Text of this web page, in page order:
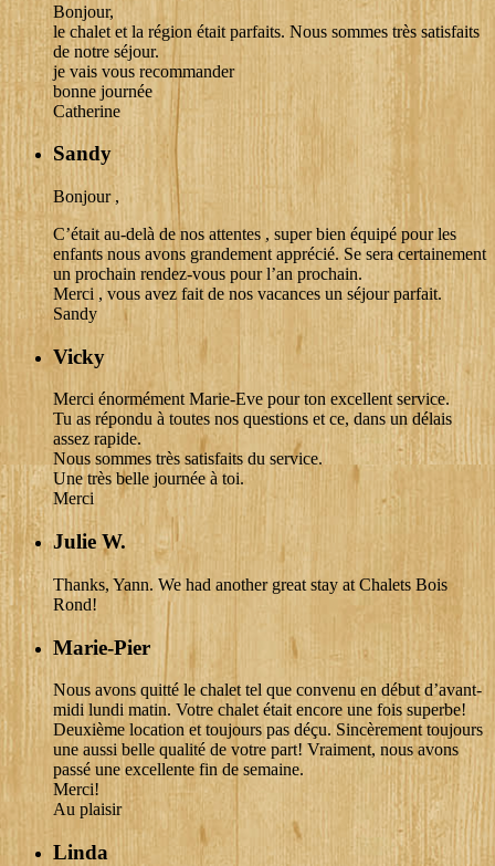
Bonjour,
le chalet et la région était parfaits. Nous sommes très satisfaits
de notre séjour.
je vais vous recommander
bonne journée
Catherine
Sandy
Bonjour ,
C’était au-delà de nos attentes , super bien équipé pour les
enfants nous avons grandement apprécié. Se sera certainement
un prochain rendez-vous pour l’an prochain.
Merci , vous avez fait de nos vacances un séjour parfait.
Sandy
Vicky
Merci énormément Marie-Eve pour ton excellent service.
Tu as répondu à toutes nos questions et ce, dans un délais
assez rapide.
Nous sommes très satisfaits du service.
Une très belle journée à toi.
Merci
Julie W.
Thanks, Yann. We had another great stay at Chalets Bois
Rond!
Marie-Pier
Nous avons quitté le chalet tel que convenu en début d’avant-
midi lundi matin. Votre chalet était encore une fois superbe!
Deuxième location et toujours pas déçu. Sincèrement toujours
une aussi belle qualité de votre part! Vraiment, nous avons
passé une excellente fin de semaine.
Merci!
Au plaisir
Linda